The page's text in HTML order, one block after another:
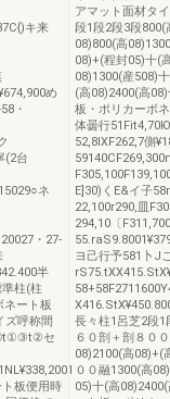
キ来
め
・
(2台
ネ
・27-
半
柱(柱
ネート板
ズ呼称間
①t①③t②セ
板便用時
アマット面材タ
段1段2段3段
08)800(高
08)+(程封05)十(
08)1300(産508)
(高08)2400(高
板・ポリカーボ
体曇行
52,8ⅨF262,7側
E]30)くE&イ子
22,100r290,皿
294,10〔
ヨ己行予581卜J
長々柱1呂芝2段
６０剖＋剖８０
08)2100(高08)+(
００融1300(高
05)十(高